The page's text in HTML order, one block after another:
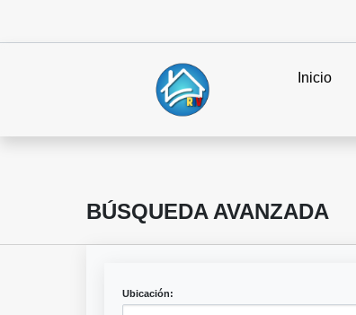
Inicio
BÚSQUEDA AVANZADA
Ubicación: